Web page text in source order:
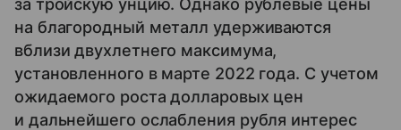
за тройскую унцию. Однако рублевые цены
на благородный металл удерживаются
вблизи двухлетнего максимума,
установленного в марте 2022 года. С учетом
ожидаемого роста долларовых цен
и дальнейшего ослабления рубля интерес